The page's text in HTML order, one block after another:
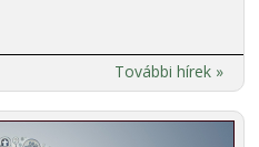
További hírek »